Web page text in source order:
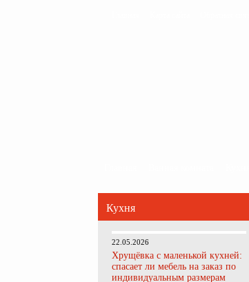
Кухня
22.05.2026
Хрущёвка с маленькой кухней:
спасает ли мебель на заказ по
индивидуальным размерам